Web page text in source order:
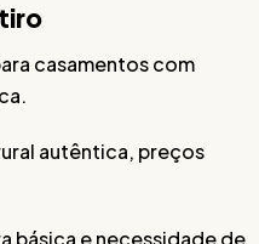
casamentos com
autêntica, preços
básica e necessidade de